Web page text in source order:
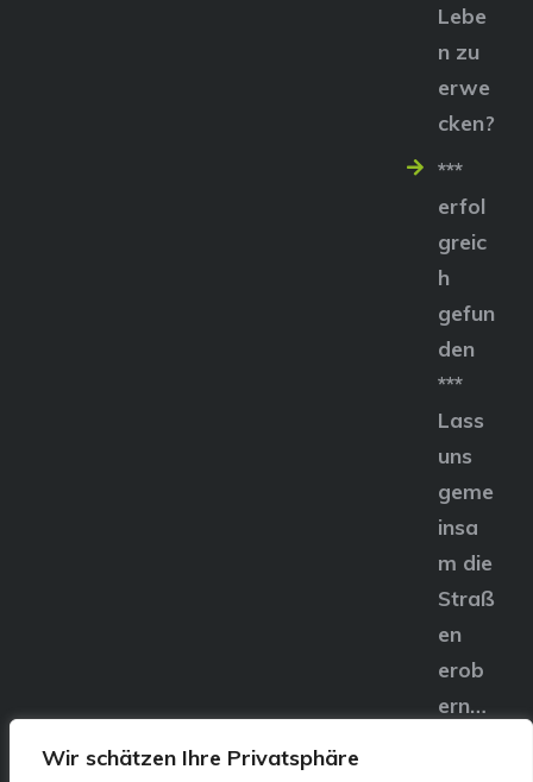
Wir schätzen Ihre Privatsphäre
Lebe
n zu
erwe
cken?
***
erfol
greic
h
gefun
den
***
Lass
uns
geme
insa
m die
Straß
en
erob
ern…